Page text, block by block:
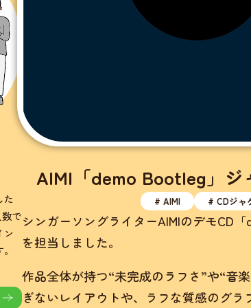
た
で
ン
AIMI「demo Bootleg」
# AIMI # CDジャ
シンガーソングライターAIMIのデモCD
を担当しました。
作品全体が持つ“未完成のラフさ”や“音
ぎないレイアウトや、ラフな質感のグラ